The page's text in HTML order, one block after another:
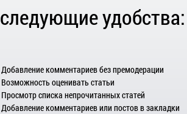
следующие удобства:
Добавление комментариев без премодерации
Возможность оценивать статьи
Просмотр списка непрочитанных статей
Добавление комментариев или постов в закладки